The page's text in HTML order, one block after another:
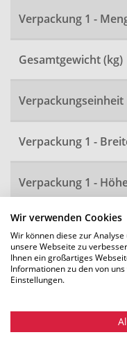
Wir verwenden Cookies
Wir können diese zur
unsere Webseite zu
Ihnen ein großartiges
Informationen zu den von
Einstellungen.
Verpackung 1 -
Gesamtgewicht (kg)
Verpackungseinheit
Verpackung 1 -
Verpackung 1 -
Verpackung 1 -
Artikelnummer
Alle Maße in mm.